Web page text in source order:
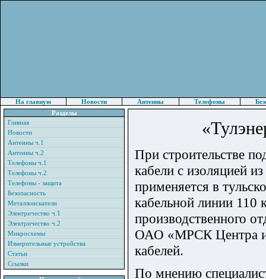
На главную Новости Антенны Телефоны
Разделы
Главная
Новости
Антенны ч.1
Антенны ч.2
Телефоны ч.1
Телефоны ч.2
Телефоны - защита
Безопасность
Металлоискатели
Электричество ч.1
Электричество ч.2
Микросхемы
Измерительные устройства
Статьи
Ссылки
При строительстве
кабели с изоляцией
применяется в
кабельной линии 110
производственного
ОАО «МРСК Центра и
кабелей.
По мнению